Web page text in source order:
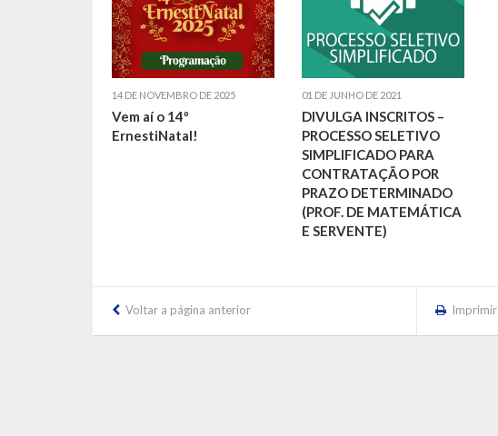
14 DE NOVEMBRO DE 2025
Vem aí o 14º
ErnestiNatal!
01 DE JUNHO DE 2021
DIVULGA INSCRITOS –
PROCESSO SELETIVO
SIMPLIFICADO PARA
CONTRATAÇÃO POR
PRAZO DETERMINADO
(PROF. DE MATEMÁTICA
E SERVENTE)
Voltar a página anterior Imprimir